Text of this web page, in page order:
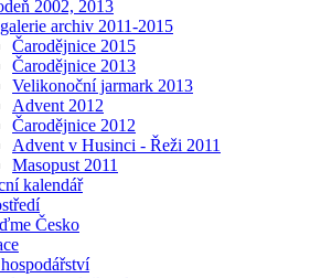
2002, 2013
archiv 2011-2015
Čarodějnice 2015
Čarodějnice 2013
Velikonoční jarmark 2013
Advent 2012
Čarodějnice 2012
Advent v Husinci - Řeži 2011
Masopust 2011
kalendář
Česko